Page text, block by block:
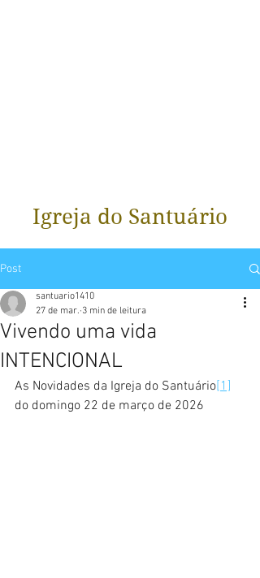
Igreja do Santuário
Post
Vivendo uma vida
INTENCIONAL
santuario1410
27 de mar. 3 min de leitura
As Novidades da Igreja do Santuário[1]
do domingo 22 de março de 2026